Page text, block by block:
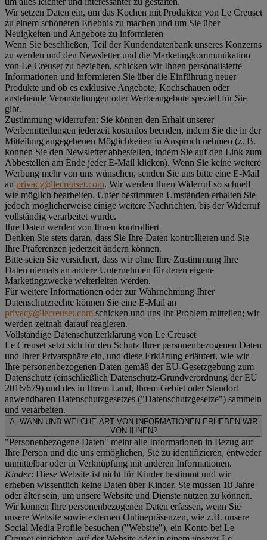
Wir setzen Daten ein, um das Kochen mit Produkten von Le Creuset
zu einem schöneren Erlebnis zu machen und um Sie über
Neuigkeiten und Angebote zu informieren
Wenn Sie beschließen, Teil der Kundendatenbank unseres Konzerns
zu werden und den Newsletter und die Marketingkommunikation
von Le Creuset zu beziehen, schicken wir Ihnen personalisierte
Informationen und informieren Sie über die Einführung neuer
Produkte und ob es exklusive Angebote, Kochschauen oder
anstehende Veranstaltungen oder Werbeangebote speziell für Sie
gibt.
Zustimmung widerrufen: Sie können den Erhalt unserer
Werbemitteilungen jederzeit kostenlos beenden, indem Sie die in der
Mitteilung angegebenen Möglichkeiten in Anspruch nehmen (z. B.
können Sie den Newsletter abbestellen, indem Sie auf den Link zum
Abbestellen am Ende jeder E-Mail klicken). Wenn Sie keine weitere
Werbung mehr von uns wünschen, senden Sie uns bitte eine E-Mail
an privacy@lecreuset.com. Wir werden Ihren Widerruf so schnell
wie möglich bearbeiten. Unter bestimmten Umständen erhalten Sie
jedoch möglicherweise einige weitere Nachrichten, bis der Widerruf
vollständig verarbeitet wurde.
Ihre Daten werden von Ihnen kontrolliert
Denken Sie stets daran, dass Sie Ihre Daten kontrollieren und Sie
Ihre Präferenzen jederzeit ändern können.
Bitte seien Sie versichert, dass wir ohne Ihre Zustimmung Ihre
Daten niemals an andere Unternehmen für deren eigene
Marketingzwecke weiterleiten werden.
Für weitere Informationen oder zur Wahrnehmung Ihrer
Datenschutzrechte können Sie eine E-Mail an
privacy@lecreuset.com schicken und uns Ihr Problem mitteilen; wir
werden zeitnah darauf reagieren.
Vollständige Datenschutzerklärung von Le Creuset
Le Creuset setzt sich für den Schutz Ihrer personenbezogenen Daten
und Ihrer Privatsphäre ein, und diese Erklärung erläutert, wie wir
Ihre personenbezogenen Daten gemäß der EU-Gesetzgebung zum
Datenschutz (einschließlich Datenschutz-Grundverordnung der EU
2016/679) und des in Ihrem Land, Ihrem Gebiet oder Standort
anwendbaren Datenschutzgesetzes ("Datenschutzgesetze") sammeln
und verarbeiten.
A. WANN UND WELCHE ART VON INFORMATIONEN ERHEBEN WIR
VON IHNEN?
"Personenbezogene Daten" meint alle Informationen in Bezug auf
Ihre Person und die uns ermöglichen, Sie zu identifizieren, entweder
unmittelbar oder in Verknüpfung mit anderen Informationen.
Kinder: Diese Website ist nicht für Kinder bestimmt und wir
erheben wissentlich keine Daten über Kinder. Sie müssen 18 Jahre
oder älter sein, um unsere Website und Dienste nutzen zu können.
Wir können Ihre personenbezogenen Daten erfassen, wenn Sie
unsere Website sowie externen Onlinepräsenzen, wie z.B. unsere
Social Media Profile besuchen ("Website"), ein Konto bei Le